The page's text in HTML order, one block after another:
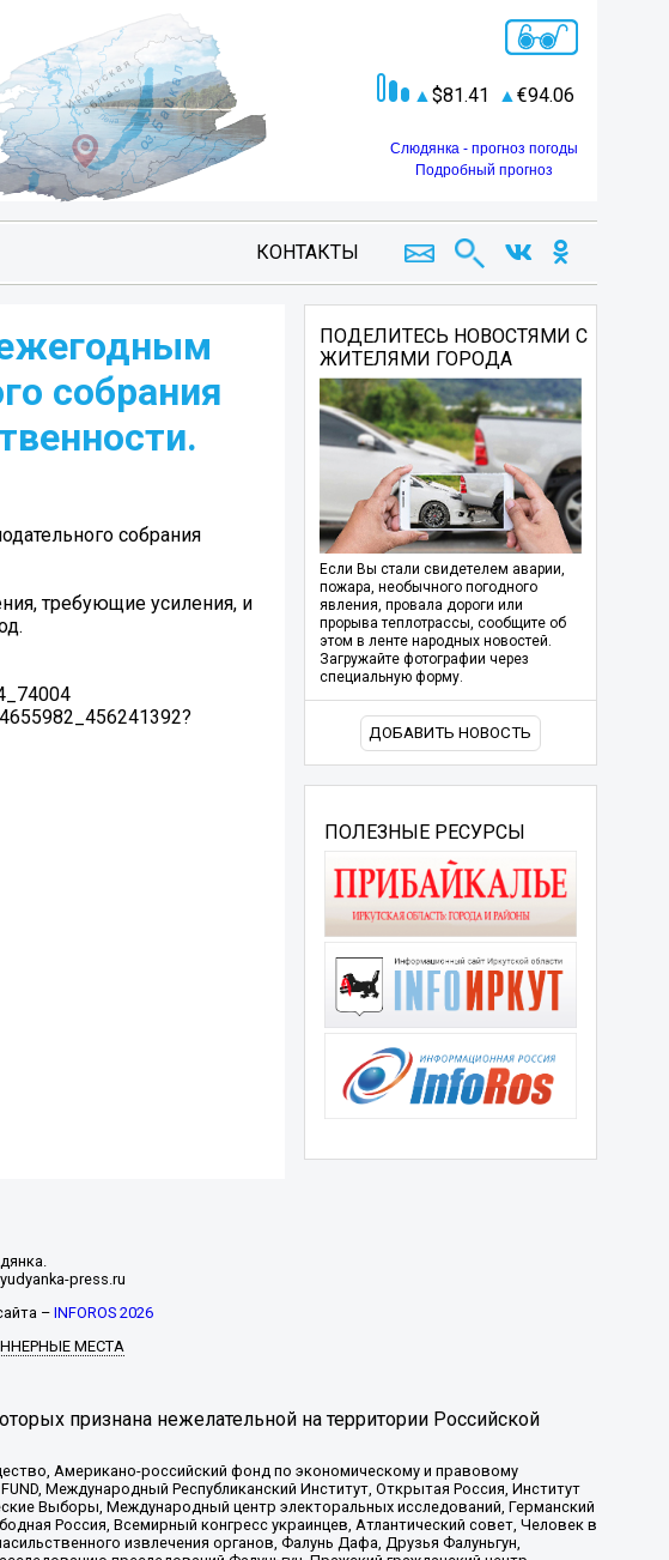
81.41 94.06
Слюдянка - прогноз погоды
Подробный прогноз
КОНТАКТЫ
ежегодным
собрания
собрания
требующие усиления, и
ПОДЕЛИТЕСЬ НОВОСТЯМИ С
ЖИТЕЛЯМИ ГОРОДА
Если Вы стали свидетелем аварии,
пожара, необычного погодного
явления, провала дороги или
прорыва теплотрассы, сообщите об
этом в ленте народных новостей.
Загружайте фотографии через
специальную форму.
ДОБАВИТЬ НОВОСТЬ
ПОЛЕЗНЫЕ РЕСУРСЫ
press.ru
–INFOROS 2026
МЕСТА
признана нежелательной на территории Российской
Американо-российский фонд по экономическому и правовому
Международный Республиканский Институт, Открытая Россия, Институт
Выборы, Международный центр электоральных исследований, Германский
Россия, Всемирный конгресс украинцев, Атлантический совет, Человек в
извлечения органов, Фалунь Дафа, Друзья Фалуньгун,